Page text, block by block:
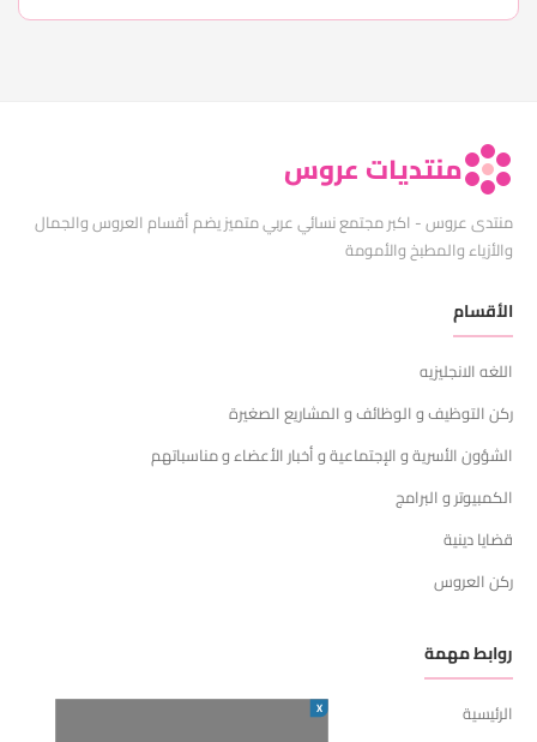
منتديات عروس
منتدى عروس - اكبر مجتمع نسائي عربي متميز يضم أقسام العروس والجمال
والأزياء والمطبخ والأمومة
الأقسام
اللغه الانجليزيه
ركن التوظيف و الوظائف و المشاريع الصغيرة
الشؤون الأسرية و الإجتماعية و أخبار الأعضاء و مناسباتهم
الكمبيوتر و البرامج
قضايا دينية
ركن العروس
روابط مهمة
الرئيسية
X